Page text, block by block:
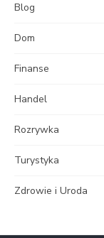
Blog
Dom
Finanse
Handel
Rozrywka
Turystyka
Zdrowie i Uroda